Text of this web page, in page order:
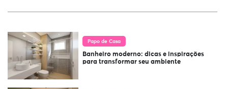
Papo de Casa
Banheiro moderno: dicas e inspirações
para transformar seu ambiente